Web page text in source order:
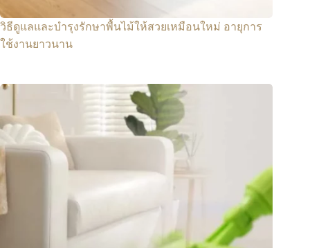
วิธีดูแลและบำรุงรักษาพื้นไม้ให้สวยเหมือนใหม่ อายุการ
ใช้งานยาวนาน